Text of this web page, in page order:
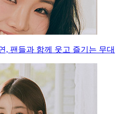
, 팬들과 함께 웃고 즐기는 무대